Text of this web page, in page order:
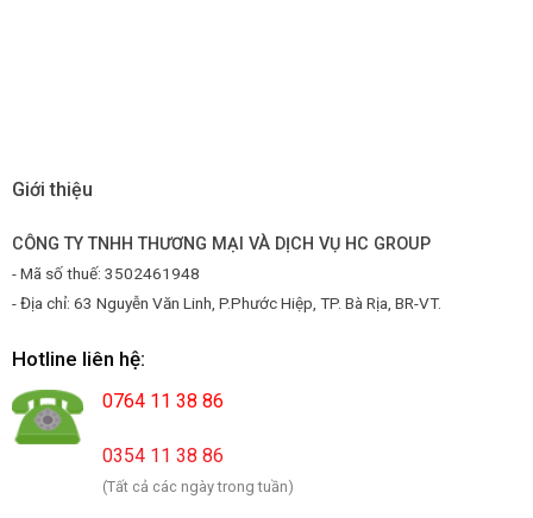
Giới thiệu
CÔNG TY TNHH THƯƠNG MẠI VÀ DỊCH VỤ HC GROUP
- Mã số thuế: 3502461948
- Địa chỉ: 63 Nguyễn Văn Linh, P.Phước Hiệp, TP. Bà Rịa, BR-VT.
Hotline liên hệ:
0764 11 38 86
0354 11 38 86
(Tất cả các ngày trong tuần)